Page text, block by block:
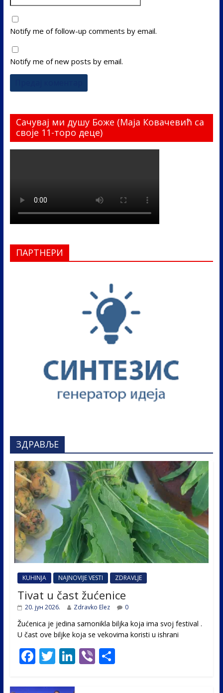
Notify me of follow-up comments by email.
Notify me of new posts by email.
Сачувај ми душу Боже (Маја Ковачевић са
своје 11-торо деце)
ПАРТНЕРИ
ЗДРАВЉЕ
KUHINJA NAJNOVIJE VESTI ZDRAVLJE
Tivat u čast žućenice
20. јун 2026. Zdravko Elez 0
Žućenica je jedina samonikla biljka koja ima svoj festival .
U čast ovе biljke koja se vekovima koristi u ishrani
F
e
T
itt
Li Vi S